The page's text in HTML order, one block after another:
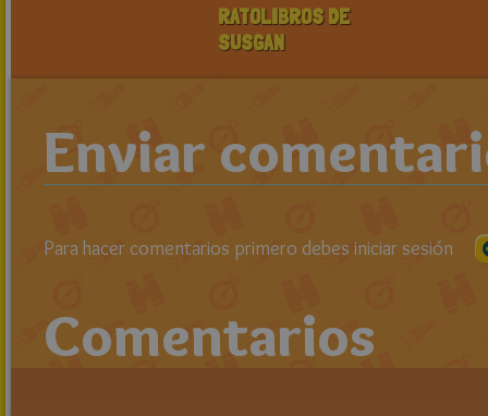
RATOLIBROS DE
SUSGAN
Enviar
Para hacer comentarios primero debes iniciar sesión
Comentarios